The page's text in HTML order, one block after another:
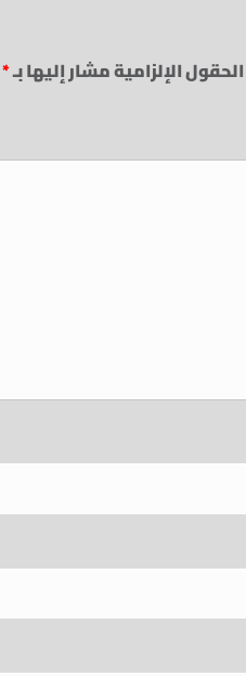
الحقول الإلزامية مشار إليها بـ*